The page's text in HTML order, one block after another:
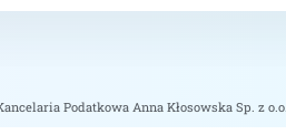
Podatkowa Anna Kłosowska Sp. z